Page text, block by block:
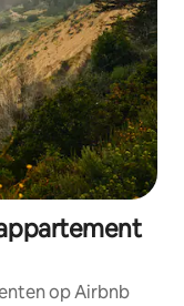
op Airbnb